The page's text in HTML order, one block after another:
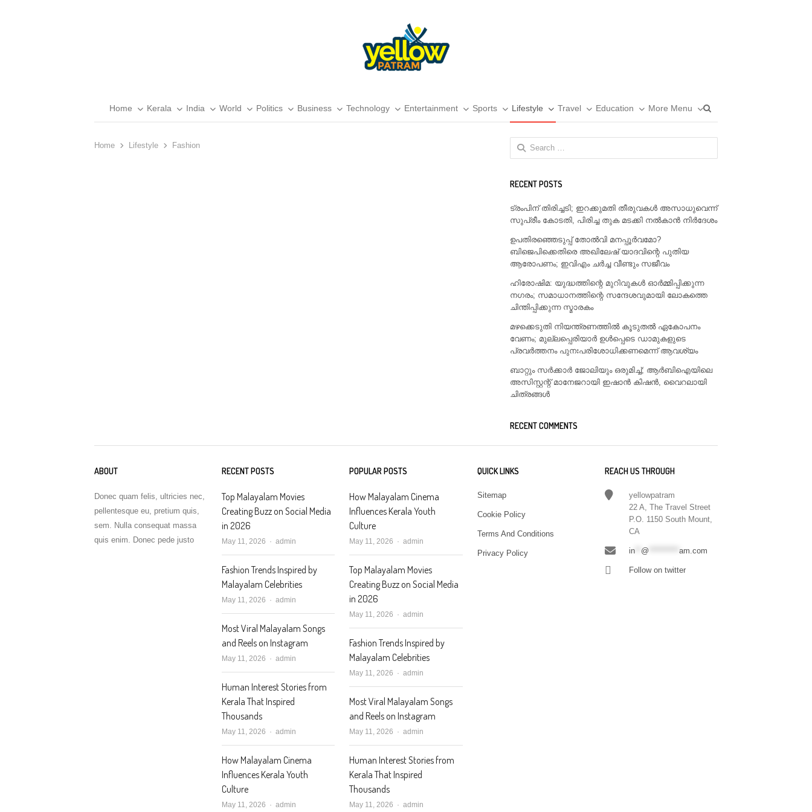
Home Kerala India World Politics Business Technology Entertainment Sports Lifestyle Travel Education More Menu
Home
Lifestyle Fashion
Search
for:
RECENT POSTS
ട്രംപിന് തിരിച്ചടി; ഇറക്കുമതി തീരുവകൾ അസാധുവെന്ന്
സുപ്രീം കോടതി, പിരിച്ച തുക മടക്കി നൽകാൻ നിർദേശം
ഉപതിരഞ്ഞെടുപ്പ് തോൽവി മനപ്പൂർവമോ?
ബിജെപിക്കെതിരെ അഖിലേഷ് യാദവിന്റെ പുതിയ
ആരോപണം; ഇവിഎം ചർച്ച വീണ്ടും സജീവം
ഹിരോഷിമ: യുദ്ധത്തിന്റെ മുറിവുകൾ ഓർമ്മിപ്പിക്കുന്ന
നഗരം; സമാധാനത്തിന്റെ സന്ദേശവുമായി ലോകത്തെ
ചിന്തിപ്പിക്കുന്ന സ്മാരകം
മഴക്കെടുതി നിയന്ത്രണത്തിൽ കൂടുതൽ ഏകോപനം
വേണം; മുല്ലപ്പെരിയാർ ഉൾപ്പെടെ ഡാമുകളുടെ
പ്രവർത്തനം പുനഃപരിശോധിക്കണമെന്ന് ആവശ്യം
ബാറ്റും സർക്കാർ ജോലിയും ഒരുമിച്ച്; ആർബിഐയിലെ
അസിസ്റ്റന്റ് മാനേജറായി ഇഷാൻ കിഷൻ, വൈറലായി
ചിത്രങ്ങൾ
RECENT COMMENTS
ABOUT
Donec quam felis, ultricies nec,
pellentesque eu, pretium quis,
sem. Nulla consequat massa
quis enim. Donec pede justo
RECENT POSTS
Top Malayalam Movies
Creating Buzz on Social Media
in 2026
May 11, 2026 Author
admin
Fashion Trends Inspired by
Malayalam Celebrities
May 11, 2026 Author
admin
Most Viral Malayalam Songs
and Reels on Instagram
May 11, 2026 Author
admin
Human Interest Stories from
Kerala That Inspired
Thousands
May 11, 2026 Author
admin
How Malayalam Cinema
Influences Kerala Youth
Culture
May 11, 2026 Author
admin
POPULAR POSTS
How Malayalam Cinema
Influences Kerala Youth
Culture
May 11, 2026 Author
admin
Top Malayalam Movies
Creating Buzz on Social Media
in 2026
May 11, 2026 Author
admin
Fashion Trends Inspired by
Malayalam Celebrities
May 11, 2026 Author
admin
Most Viral Malayalam Songs
and Reels on Instagram
May 11, 2026 Author
admin
Human Interest Stories from
Kerala That Inspired
Thousands
May 11, 2026 Author
admin
QUICK LINKS
Sitemap
Cookie Policy
Terms And Conditions
Privacy Policy
REACH US THROUGH
yellowpatram
22 A, The Travel Street
P.O. 1150 South Mount,
CA
in** @ am.com
Follow on twitter